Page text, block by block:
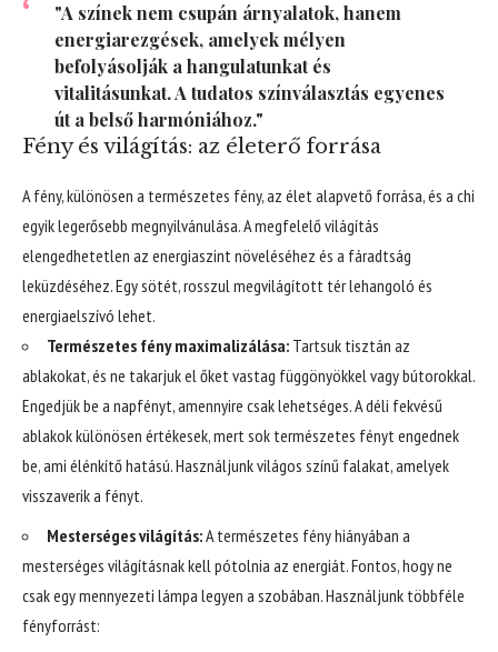
"A színek nem csupán árnyalatok, hanem
energiarezgések, amelyek mélyen
befolyásolják a hangulatunkat és
vitalitásunkat. A tudatos színválasztás egyenes
út a belső harmóniához."
Fény és világítás: az életerő forrása
A fény, különösen a természetes fény, az élet alapvető forrása, és a chi
egyik legerősebb megnyilvánulása. A megfelelő világítás
elengedhetetlen az energiaszint növeléséhez és a fáradtság
leküzdéséhez. Egy sötét, rosszul megvilágított tér lehangoló és
energiaelszívó lehet.
Természetes fény maximalizálása: Tartsuk tisztán az
ablakokat, és ne takarjuk el őket vastag függönyökkel vagy bútorokkal.
Engedjük be a napfényt, amennyire csak lehetséges. A déli fekvésű
ablakok különösen értékesek, mert sok természetes fényt engednek
be, ami élénkítő hatású. Használjunk világos színű falakat, amelyek
visszaverik a fényt.
Mesterséges világítás:A természetes fény hiányában a
mesterséges világításnak kell pótolnia az energiát. Fontos, hogy ne
csak egy mennyezeti lámpa legyen a szobában. Használjunk többféle
fényforrást: